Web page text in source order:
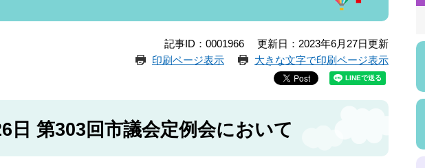
記事ID：0001966
更新日：2023年6月27日更新
印刷ページ表示
大きな文字で印刷ページ表示
日 第303回市議会定例会において